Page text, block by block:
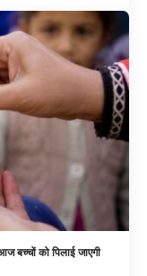
बच्चों को पिलाई जाएगी